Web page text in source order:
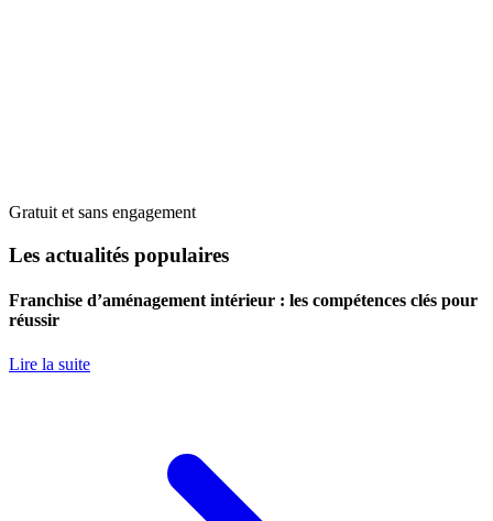
Gratuit et sans engagement
Les actualités populaires
Franchise d’aménagement intérieur : les compétences clés pour
réussir
Lire la suite